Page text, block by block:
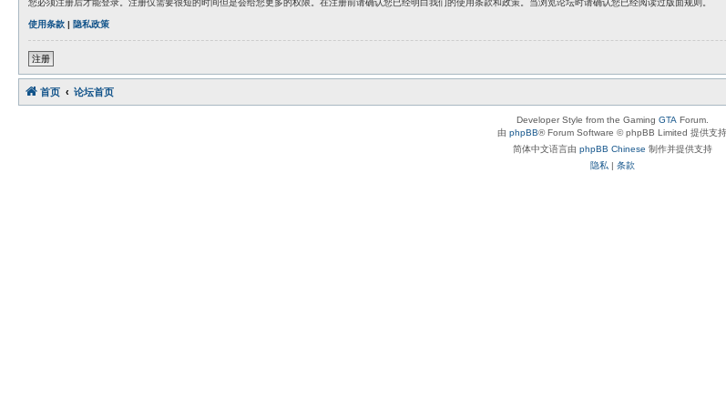
您必须注册后才能登录。注册仅需要很短的时间但是会给您更多的权限。在注册前请确认您已经明白我们的使用条款和政策。当浏览论坛时请确认您已经阅读过版面规则。
使用条款 | 隐私政策
注册
首页 论坛首页
Developer Style from the Gaming GTA Forum.
由 phpBB® Forum Software © phpBB Limited 提供支持
简体中文语言由 phpBB Chinese 制作并提供支持
隐私 | 条款